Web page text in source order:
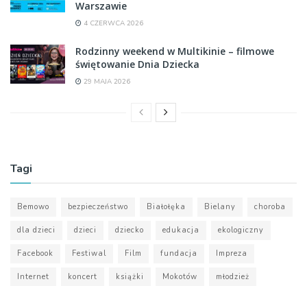
Warszawie
4 CZERWCA 2026
Rodzinny weekend w Multikinie – filmowe
świętowanie Dnia Dziecka
29 MAJA 2026
Tagi
Bemowo bezpieczeństwo Białołęka Bielany choroba
dla dzieci dzieci dziecko edukacja ekologiczny
Facebook Festiwal Film fundacja Impreza
Internet koncert książki Mokotów młodzież